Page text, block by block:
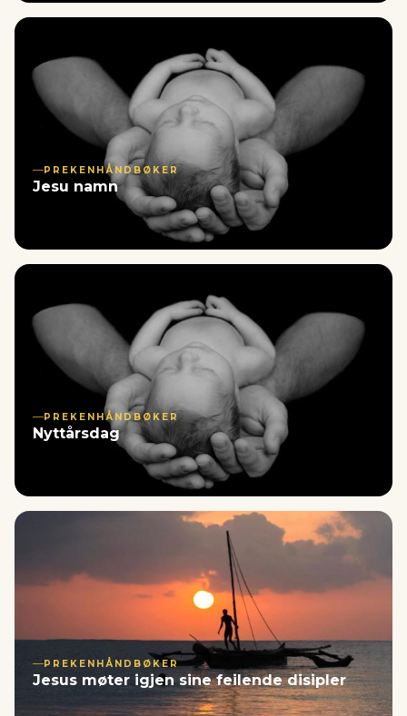
PREKENHÅNDBØKER
Jesu namn
PREKENHÅNDBØKER
Nyttårsdag
PREKENHÅNDBØKER
Jesus møter igjen sine feilende disipler